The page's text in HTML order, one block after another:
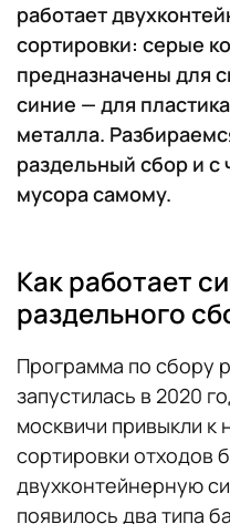
работает
сортировки: серые
предназначены для
синие — для
металла.
раздельный сбор и с
мусора самому.
Как работает
раздельного
Программа по сбору
запустилась в 2020
москвичи привыкли к
сортировки отходов
двухконтейнерную
появилось два типа